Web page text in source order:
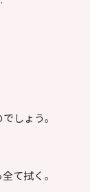
しょう。
て拭く。